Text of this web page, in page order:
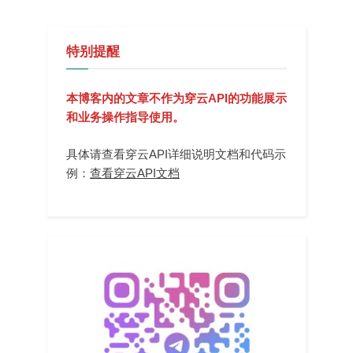
特别提醒
本博客内的文章不作为穿云API的功能展示
和业务操作指导使用。
具体请查看穿云API详细说明文档和代码示
例： 查看穿云API文档